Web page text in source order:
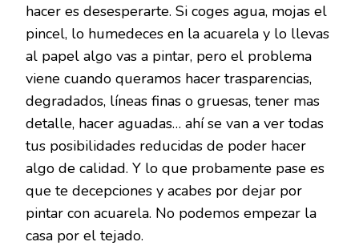
hacer es desesperarte. Si coges agua, mojas el
pincel, lo humedeces en la acuarela y lo llevas
al papel algo vas a pintar, pero el problema
viene cuando queramos hacer trasparencias,
degradados, líneas finas o gruesas, tener mas
detalle, hacer aguadas… ahí se van a ver todas
tus posibilidades reducidas de poder hacer
algo de calidad. Y lo que probamente pase es
que te decepciones y acabes por dejar por
pintar con acuarela. No podemos empezar la
casa por el tejado.